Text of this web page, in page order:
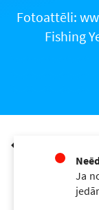
Fotoattēli:
Fishing
Ja